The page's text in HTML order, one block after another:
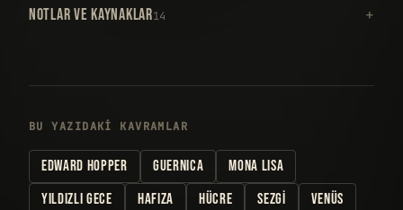
NOTLAR VE KAYNAKLAR14
BU YAZIDAKI KAVRAMLAR
EDWARD HOPPER GUERNICA
MONA LISA
YILDIZLI GECE
HAFIZA HÜCRE SEZGI
VENÜS